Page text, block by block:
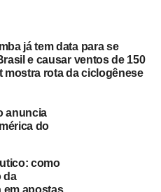
já tem data para se
e causar ventos de 150
mostra rota da ciclogênese
anuncia
do
como
da
em apostas